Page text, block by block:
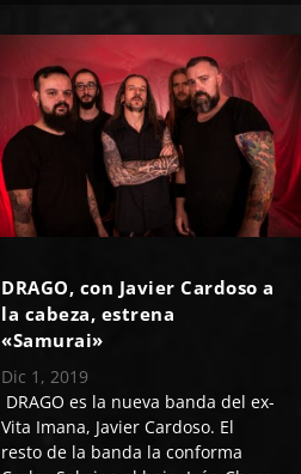
DRAGO, con Javier Cardoso a
la cabeza, estrena
«Samurai»
Dic 1, 2019
DRAGO es la nueva banda del ex-
Vita Imana, Javier Cardoso. El
resto de la banda la conforma